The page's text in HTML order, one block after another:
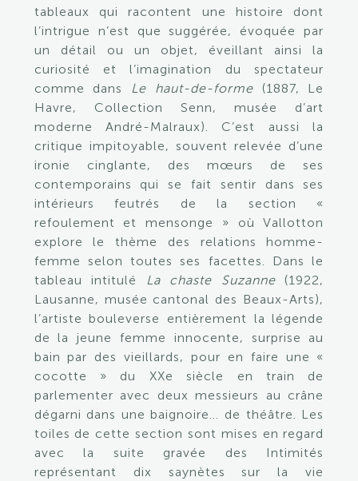
tableaux qui racontent une histoire dont
l’intrigue n’est que suggérée, évoquée par
un détail ou un objet, éveillant ainsi la
curiosité et l’imagination du spectateur
comme dans Le haut-de-forme(1887, Le
Havre, Collection Senn, musée d’art
moderne André-Malraux). C’est aussi la
critique impitoyable, souvent relevée d’une
ironie cinglante, des mœurs de ses
contemporains qui se fait sentir dans ses
intérieurs feutrés de la section «
refoulement et mensonge » où Vallotton
explore le thème des relations homme-
femme selon toutes ses facettes. Dans le
tableau intitulé La chaste Suzanne(1922,
Lausanne, musée cantonal des Beaux-Arts),
l’artiste bouleverse entièrement la légende
de la jeune femme innocente, surprise au
bain par des vieillards, pour en faire une «
cocotte » du XXe siècle en train de
parlementer avec deux messieurs au crâne
dégarni dans une baignoire… de théâtre. Les
toiles de cette section sont mises en regard
avec la suite gravée des Intimités
représentant dix saynètes sur la vie